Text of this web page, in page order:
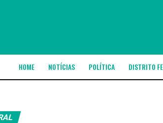
HOME NOTÍCIAS POLÍTICA DISTRITO